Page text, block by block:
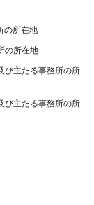
の所在地
の所在地
主たる事務所の所
主たる事務所の所